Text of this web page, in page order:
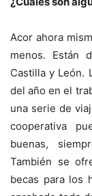
Acor ahora
menos. Están
Castilla y León.
del año en el
una serie de
cooperativa
buenas,
También se
becas para los